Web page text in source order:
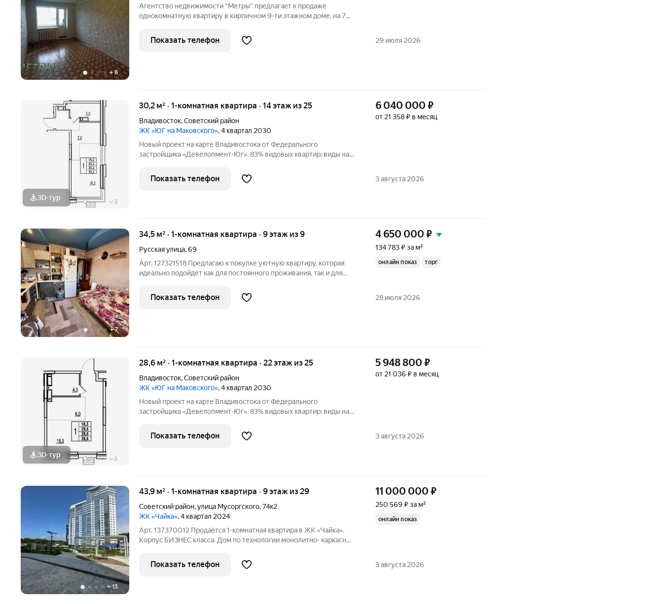
+6
Агентство недвижимости "Метры" предлагает к продаже
однокомнатную квартиру в кирпичном 9-ти этажном доме, на 7
Чистая продажа. По всем вопросам обращайтесь по указанным
телефонам.
Показать телефон 29 июля 2026
3D-тур + 3
30,2 м² · 1-комнатная квартира · 14 этаж из 25
Владивосток,Советский район
ЖК «ЮГ на Маковского», 4 квартал 2030
Новый проект на карте Владивостока от Федерального
застройщика «Девелопмент-Юг». 83% видовых квартир: виды на
двор с прогулочным бульваром, смотровой площадкой,
спортивными зонами,
6 040 000 ₽
от 21 358 ₽ в месяц
Показать телефон 3 августа 2026
+7
34,5 м² · 1-комнатная квартира · 9 этаж из 9
Русская улица,69
Арт. 127321518 Предлагаю к покупке уютную квартиру, которая
идеально подойдёт как для постоянного проживания, так и для
комфорта. 34,5 кв.м это оптимальный размер для одного человека
4 650 000 ₽
134 783 ₽ за м²
онлайн показ торг
Показать телефон 28 июля 2026
3D-тур + 3
28,6 м² · 1-комнатная квартира · 22 этаж из 25
Владивосток,Советский район
ЖК «ЮГ на Маковского», 4 квартал 2030
Новый проект на карте Владивостока от Федерального
застройщика «Девелопмент-Юг». 83% видовых квартир: виды на
двор с прогулочным бульваром, смотровой площадкой,
спортивными зонами,
5 948 800 ₽
от 21 036 ₽ в месяц
Показать телефон 3 августа 2026
+13
43,9 м² · 1-комнатная квартира · 9 этаж из 29
Советский район,улица Мусоргского,74к2
ЖК «Чайка», 4 квартал 2024
Арт. 137370012 Продаётся 1-комнатная квартира в ЖК «Чайка».
Корпус БИЗНЕС класса. Дом по технологии монолитно- каркасный
к морю и своя экосистема. Фитнес центр с бассейном. Тропа
здоровья
11 000 000 ₽
250 569 ₽ за м²
онлайн показ
Показать телефон 3 августа 2026